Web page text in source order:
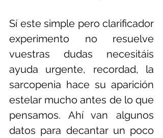
Sí este simple pero clarificador
experimento no resuelve
vuestras dudas necesitáis
ayuda urgente, recordad, la
sarcopenia hace su aparición
estelar mucho antes de lo que
pensamos. Ahí van algunos
datos para decantar un poco